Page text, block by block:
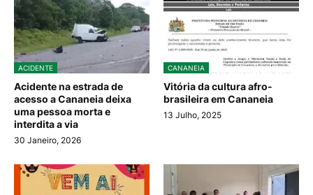
ACIDENTE
Acidente na estrada de
acesso a Cananeia deixa
uma pessoa morta e
interdita a via
30 Janeiro, 2026
CANANEIA
Vitória da cultura afro-
brasileira em Cananeia
13 Julho, 2025